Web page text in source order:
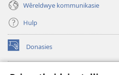
Wêreldwye kommunikasie
Hulp
Donasies
(maak
nuwe